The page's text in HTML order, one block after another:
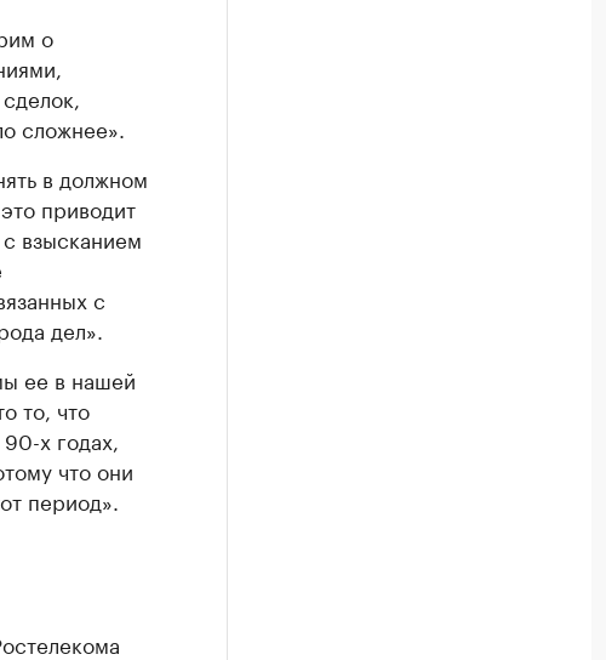
о
сложнее».
в должном
приводит
взысканием
с
дел».
ее в нашей
то, что
х годах,
что они
период».